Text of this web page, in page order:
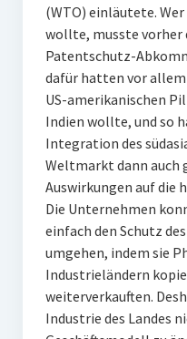
(WTO) einläutete.
wollte, musste
Patentschutz-
dafür hatten vor
US-amerikanischen
Indien wollte, und so
Integration des
Weltmarkt dann auch
Auswirkungen auf die
Die Unternehmen
einfach den Schutz
umgehen, indem sie
Industrieländern
weiterverkauften.
Industrie des Landes